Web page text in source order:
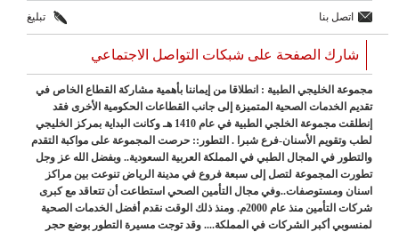
اتصل بنا تبليغ
شارك الصفحة على شبكات التواصل الاجتماعي
مجموعة الخليجي الطبية : انطلاقا من إيماننا بأهمية مشاركة القطاع الخاص في
تقديم الخدمات الصحية المتميزة إلى جانب القطاعات الحكومية الأخرى فقد
إنطلقت مجموعة الخلجي الطبية في عام 1410 هـ وكانت البداية بمركز الخليجي
لطب وتقويم الأسنان-فرع شبرا . التطور:: حرصت المجموعة على مواكبة التقدم
والتطور في المجال الطبي في المملكة العربية السعودية.. وبفضل الله عز وجل
تطورت المجموعة لتصل إلى سبعة فروع في مدينة الرياض تنوعت بين مراكز
اسنان ومستوصفات..وفي مجال التأمين الصحي استطاعت أن تتعاقد مع كبرى
شركات التأمين منذ عام 2000م. ومنذ ذلك الوقت نقدم أفضل الخدمات الصحية
لمنسوبي أكبر الشركات في المملكة.... وقد توجت مسيرة التطور بوضع حجر